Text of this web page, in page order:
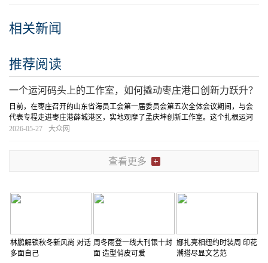
相关新闻
推荐阅读
一个运河码头上的工作室，如何撬动枣庄港口创新力跃升？
日前，在枣庄召开的山东省海员工会第一届委员会第五次全体会议期间，与会
代表专程走进枣庄港薛城港区，实地观摩了孟庆坤创新工作室。这个扎根运河
码头、从一线职工中走出来的工作室，引起了不少人的好奇：它从哪里来
2026-05-27 大众网
查看更多
林鹏解锁秋冬新风尚 对话
多面自己
周冬雨登一线大刊银十封
面 造型俏皮可爱
娜扎亮相纽约时装周 印花
潮搭尽显文艺范